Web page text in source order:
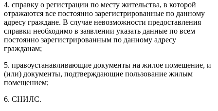
4. справку о регистрации по месту жительства, в которой
отражаются все постоянно зарегистрированные по данному
адресу граждане. В случае невозможности предоставления
справки необходимо в заявлении указать данные по всем
постоянно зарегистрированным по данному адресу
гражданам;
5. правоустанавливающие документы на жилое помещение, и
(или) документы, подтверждающие пользование жилым
помещением;
6. СНИЛС.